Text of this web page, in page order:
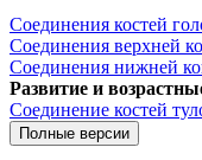
Соединения костей
Соединения верхней
Соединения нижней
Развитие и
Соединение костей